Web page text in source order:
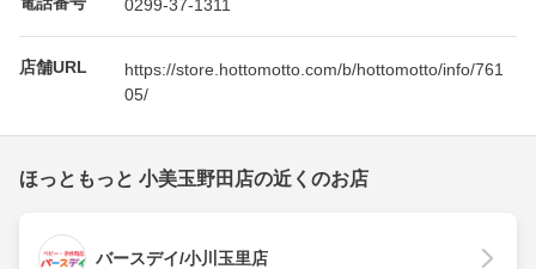
0299-37-1311
店舗URL
https://store.hottomotto.com/b/hottomotto/info/761
05/
ほっともっと 小美玉野田店の近くのお店
バースデイ/小川玉里店